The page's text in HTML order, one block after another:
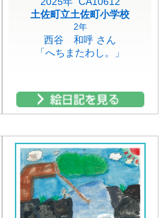
土佐町立土佐町小学校
2年
西谷 和呼 さん
「へちまたわし。」